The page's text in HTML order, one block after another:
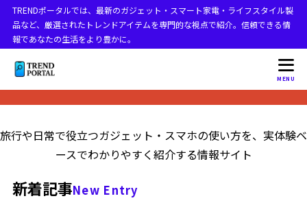
TRENDポータルでは、最新のガジェット・スマート家電・ライフスタイル製
品など、厳選されたトレンドアイテムを専門的な視点で紹介。信頼できる情
報であなたの生活をより豊かに。
MENU
旅行や日常で役立つガジェット・スマホの使い方を、実体験ベ
ースでわかりやすく紹介する情報サイト
新着記事New Entry